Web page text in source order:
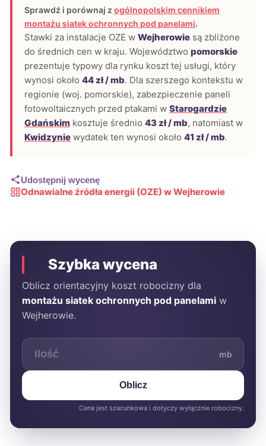
Sprawdź i porównaj z ogólnopolskim cennikiem
montażu siatek ochronnych pod panelami.
Stawki za instalacje OZE w Wejherowie są zbliżone
do średnich cen w kraju. Województwo pomorskie
prezentuje typowy dla rynku koszt tej usługi, który
wynosi około 44 zł / mb. Dla szerszego kontekstu w
regionie (woj. pomorskie), zabezpieczenie paneli
fotowoltaicznych przed ptakami w Starogardzie
Gdańskim kosztuje średnio 43 zł / mb, natomiast w
Kwidzynie wydatek ten wynosi około 41 zł / mb.
Udostępnij wycenę
Odnawialne źródła energii (OZE) w Wejherowie
Szybka wycena
Oblicz orientacyjny koszt robocizny dla
montażu siatek ochronnych pod panelami w
Wejherowie.
mb
Oblicz
Cena jest szacunkowa i dotyczy wyłącznie robocizny.